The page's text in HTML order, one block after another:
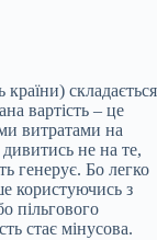
складається
вартість – це
витратами на
не на те,
генерує. Бо легко
користуючись з
пільгового
стає мінусова.